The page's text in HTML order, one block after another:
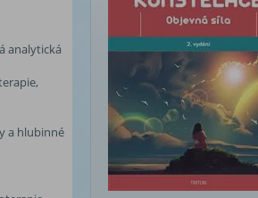
analytická
a hlubinné